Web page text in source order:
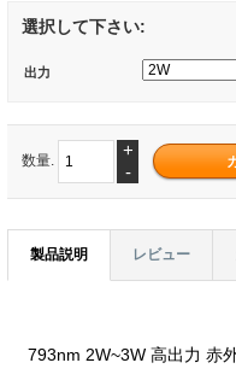
選択して下さい:
出力
数量.
+
-
製品説明 レビュー
793nm 2W~3W 高出力 赤